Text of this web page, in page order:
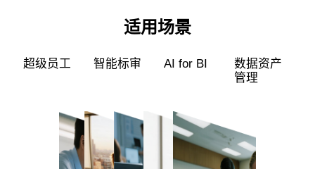
适用场景
超级员工 智能标审 AI for BI
数据资产
管理